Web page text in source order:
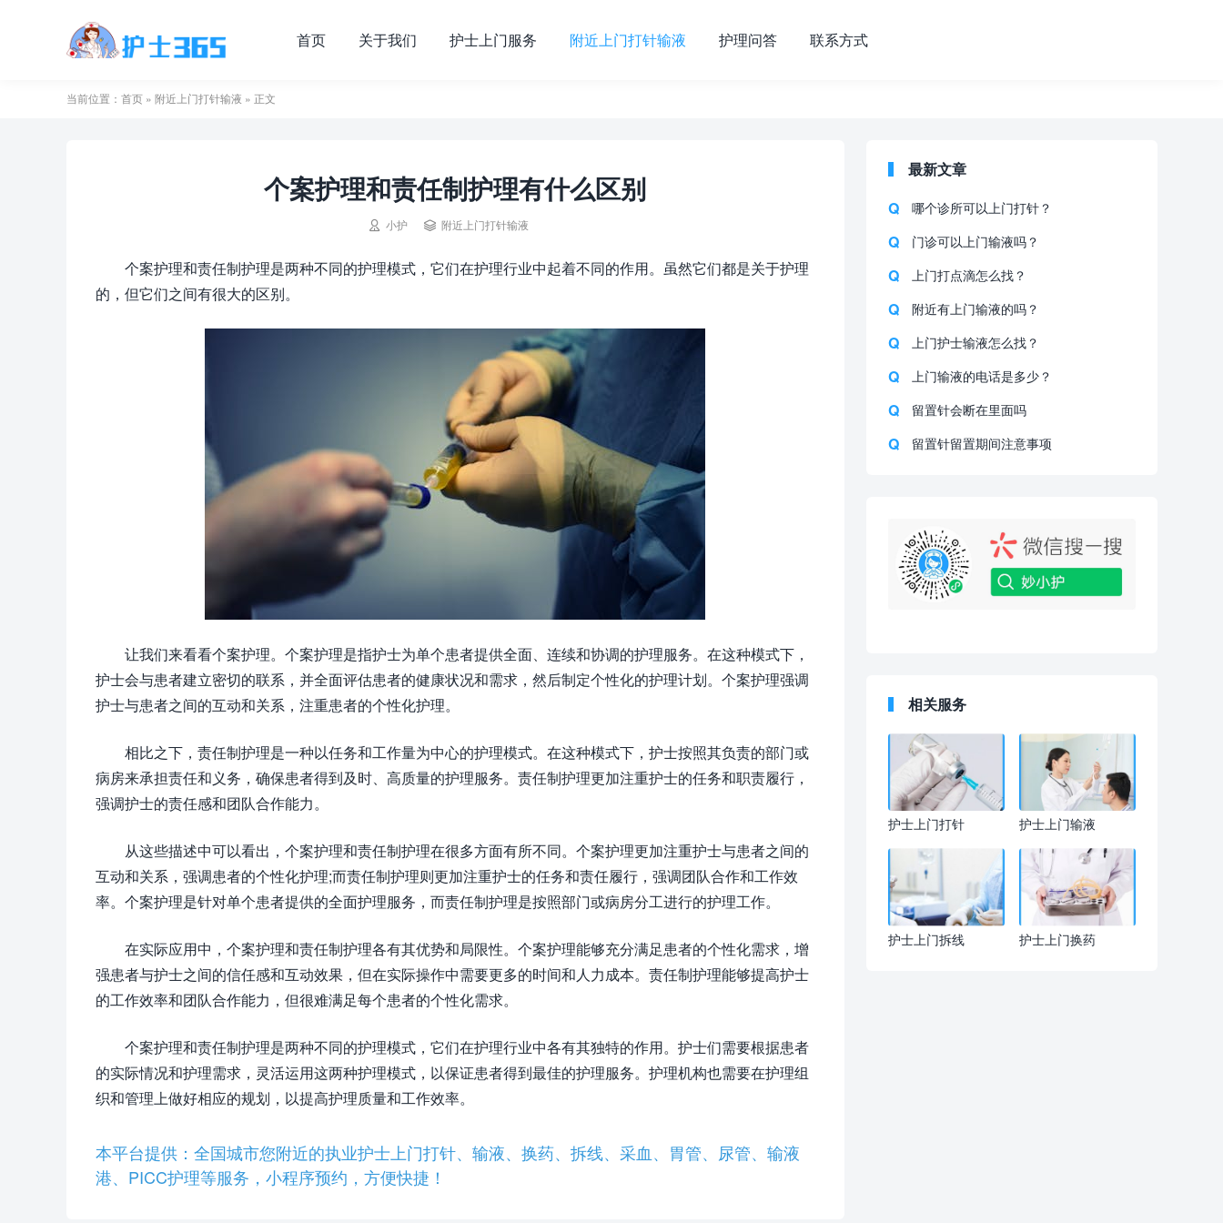
首页 关于我们 护士上门服务 附近上门打针输液 护理问答 联系方式
当前位置： 首页» 附近上门打针输液 » 正文
个案护理和责任制护理有什么区别
 小护  附近上门打针输液
个案护理和责任制护理是两种不同的护理模式，它们在护理行业中起着不同的作用。虽然它们都是关于护理
的，但它们之间有很大的区别。
让我们来看看个案护理。个案护理是指护士为单个患者提供全面、连续和协调的护理服务。在这种模式下，
护士会与患者建立密切的联系，并全面评估患者的健康状况和需求，然后制定个性化的护理计划。个案护理强调
护士与患者之间的互动和关系，注重患者的个性化护理。
相比之下，责任制护理是一种以任务和工作量为中心的护理模式。在这种模式下，护士按照其负责的部门或
病房来承担责任和义务，确保患者得到及时、高质量的护理服务。责任制护理更加注重护士的任务和职责履行，
强调护士的责任感和团队合作能力。
从这些描述中可以看出，个案护理和责任制护理在很多方面有所不同。个案护理更加注重护士与患者之间的
互动和关系，强调患者的个性化护理;而责任制护理则更加注重护士的任务和责任履行，强调团队合作和工作效
率。个案护理是针对单个患者提供的全面护理服务，而责任制护理是按照部门或病房分工进行的护理工作。
在实际应用中，个案护理和责任制护理各有其优势和局限性。个案护理能够充分满足患者的个性化需求，增
强患者与护士之间的信任感和互动效果，但在实际操作中需要更多的时间和人力成本。责任制护理能够提高护士
的工作效率和团队合作能力，但很难满足每个患者的个性化需求。
个案护理和责任制护理是两种不同的护理模式，它们在护理行业中各有其独特的作用。护士们需要根据患者
的实际情况和护理需求，灵活运用这两种护理模式，以保证患者得到最佳的护理服务。护理机构也需要在护理组
织和管理上做好相应的规划，以提高护理质量和工作效率。
本平台提供：全国城市您附近的执业护士上门打针、输液、换药、拆线、采血、胃管、尿管、输液
港、PICC护理等服务，小程序预约，方便快捷！
最新文章
哪个诊所可以上门打针？
门诊可以上门输液吗？
上门打点滴怎么找？
附近有上门输液的吗？
上门护士输液怎么找？
上门输液的电话是多少？
留置针会断在里面吗
留置针留置期间注意事项
相关服务
护士上门打针 护士上门输液
护士上门拆线 护士上门换药